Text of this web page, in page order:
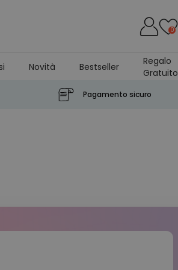
0
Novità Bestseller
Regalo
Gratuito
Pagamento sicuro